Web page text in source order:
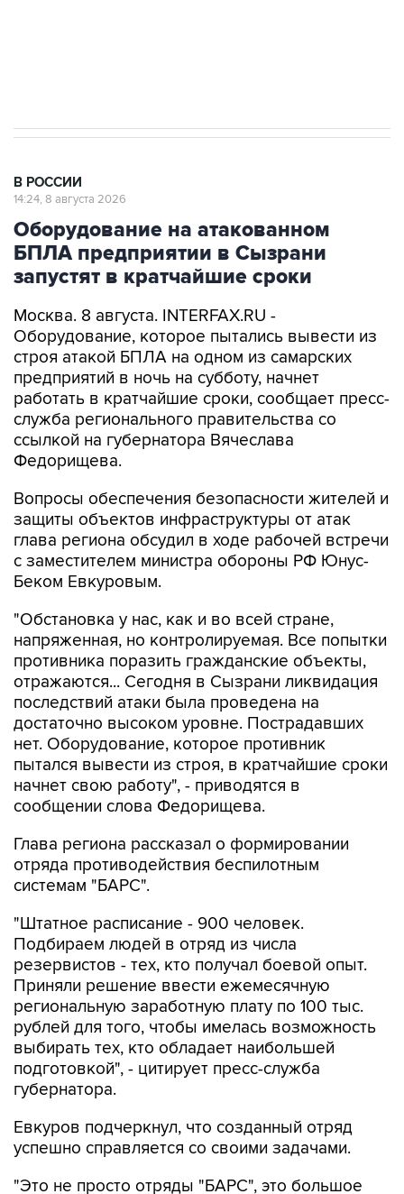
В РОССИИ
14:24, 8 августа 2026
Оборудование на атакованном
БПЛА предприятии в Сызрани
запустят в кратчайшие сроки
Москва. 8 августа. INTERFAX.RU -
Оборудование, которое пытались вывести из
строя атакой БПЛА на одном из самарских
предприятий в ночь на субботу, начнет
работать в кратчайшие сроки, сообщает пресс-
служба регионального правительства со
ссылкой на губернатора Вячеслава
Федорищева.
Вопросы обеспечения безопасности жителей и
защиты объектов инфраструктуры от атак
глава региона обсудил в ходе рабочей встречи
с заместителем министра обороны РФ Юнус-
Беком Евкуровым.
"Обстановка у нас, как и во всей стране,
напряженная, но контролируемая. Все попытки
противника поразить гражданские объекты,
отражаются... Сегодня в Сызрани ликвидация
последствий атаки была проведена на
достаточно высоком уровне. Пострадавших
нет. Оборудование, которое противник
пытался вывести из строя, в кратчайшие сроки
начнет свою работу", - приводятся в
сообщении слова Федорищева.
Глава региона рассказал о формировании
отряда противодействия беспилотным
системам "БАРС".
"Штатное расписание - 900 человек.
Подбираем людей в отряд из числа
резервистов - тех, кто получал боевой опыт.
Приняли решение ввести ежемесячную
региональную заработную плату по 100 тыс.
рублей для того, чтобы имелась возможность
выбирать тех, кто обладает наибольшей
подготовкой", - цитирует пресс-служба
губернатора.
Евкуров подчеркнул, что созданный отряд
успешно справляется со своими задачами.
"Это не просто отряды "БАРС", это большое